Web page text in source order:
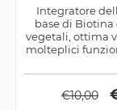
Integratore
base di Biotina
vegetali, ottima
molteplici
€10,00